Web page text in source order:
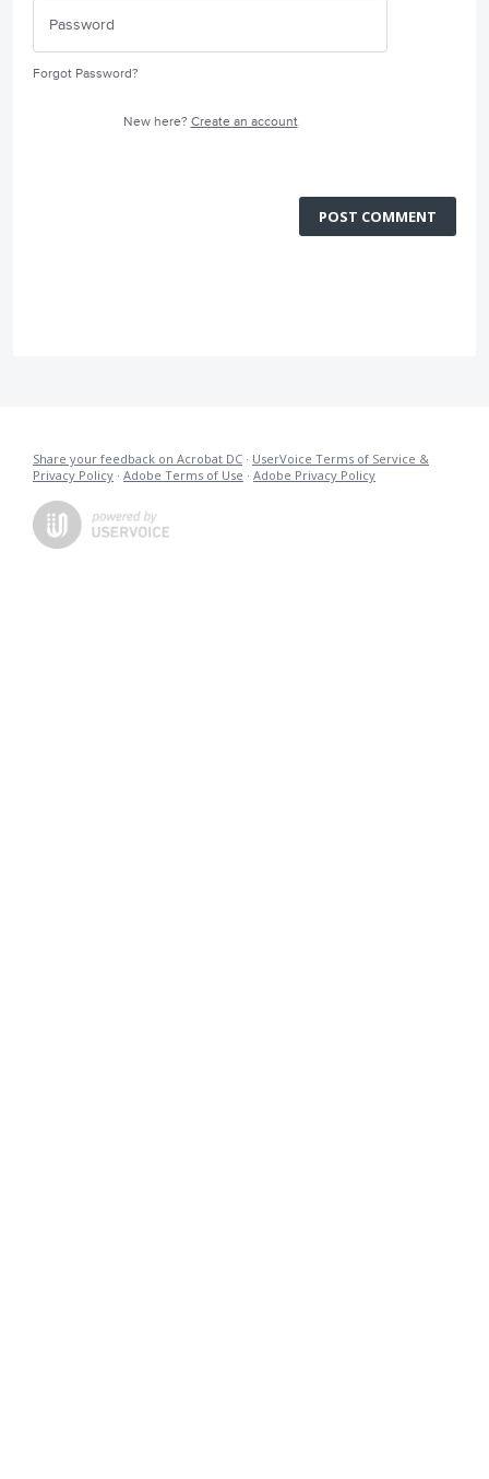
Forgot Password?
New here? Create an account
POST COMMENT
Share your feedback on Acrobat DC · UserVoice Terms of Service &
Privacy Policy · Adobe Terms of Use · Adobe Privacy Policy